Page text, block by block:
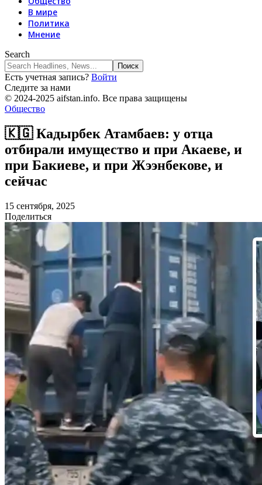
В мире
Политика
Мнение
Search
Есть учетная запись? Войти
Следите за нами
© 2024-2025 aifstan.info. Все права защищены
Общество
🇰🇬 Кадырбек Атамбаев: у отца
отбирали имущество и при Акаеве, и
при Бакиеве, и при Жээнбекове, и
сейчас
15 сентября, 2025
Поделиться